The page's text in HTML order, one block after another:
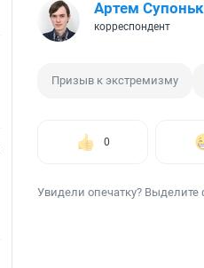
Артем
корреспондент
Призыв к экстремизму
0
Увидели опечатку? Выделите